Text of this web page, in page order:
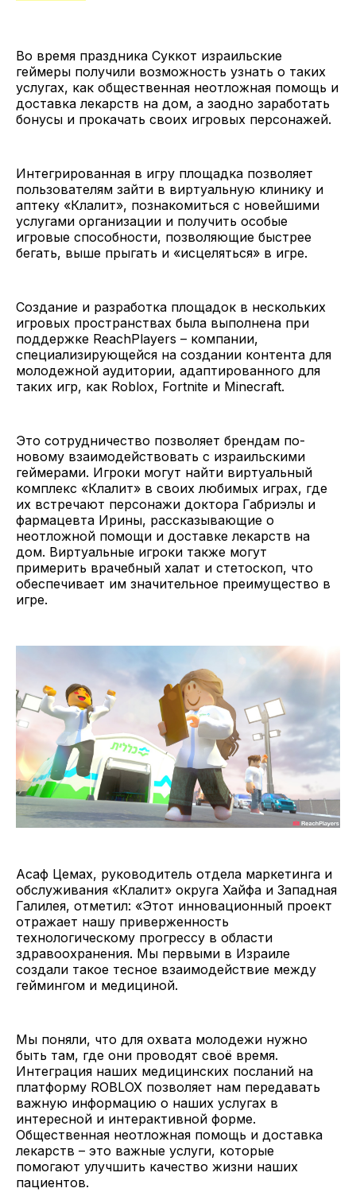
Во время праздника Суккот израильские
геймеры получили возможность узнать о таких
услугах, как общественная неотложная помощь и
доставка лекарств на дом, а заодно заработать
бонусы и прокачать своих игровых персонажей.
Интегрированная в игру площадка позволяет
пользователям зайти в виртуальную клинику и
аптеку «Клалит», познакомиться с новейшими
услугами организации и получить особые
игровые способности, позволяющие быстрее
бегать, выше прыгать и «исцеляться» в игре.
Создание и разработка площадок в нескольких
игровых пространствах была выполнена при
поддержке ReachPlayers – компании,
специализирующейся на создании контента для
молодежной аудитории, адаптированного для
таких игр, как Roblox, Fortnite и Minecraft.
Это сотрудничество позволяет брендам по-
новому взаимодействовать с израильскими
геймерами. Игроки могут найти виртуальный
комплекс «Клалит» в своих любимых играх, где
их встречают персонажи доктора Габриэлы и
фармацевта Ирины, рассказывающие о
неотложной помощи и доставке лекарств на
дом. Виртуальные игроки также могут
примерить врачебный халат и стетоскоп, что
обеспечивает им значительное преимущество в
игре.
Асаф Цемах, руководитель отдела маркетинга и
обслуживания «Клалит» округа Хайфа и Западная
Галилея, отметил: «Этот инновационный проект
отражает нашу приверженность
технологическому прогрессу в области
здравоохранения. Мы первыми в Израиле
создали такое тесное взаимодействие между
геймингом и медициной.
Мы поняли, что для охвата молодежи нужно
быть там, где они проводят своё время.
Интеграция наших медицинских посланий на
платформу ROBLOX позволяет нам передавать
важную информацию о наших услугах в
интересной и интерактивной форме.
Общественная неотложная помощь и доставка
лекарств – это важные услуги, которые
помогают улучшить качество жизни наших
пациентов.